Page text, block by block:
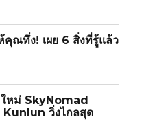
ณทึ่ง! เผย 6 สิ่งที่รู้แล้ว
หม่ SkyNomad
วิ่งไกลสุด